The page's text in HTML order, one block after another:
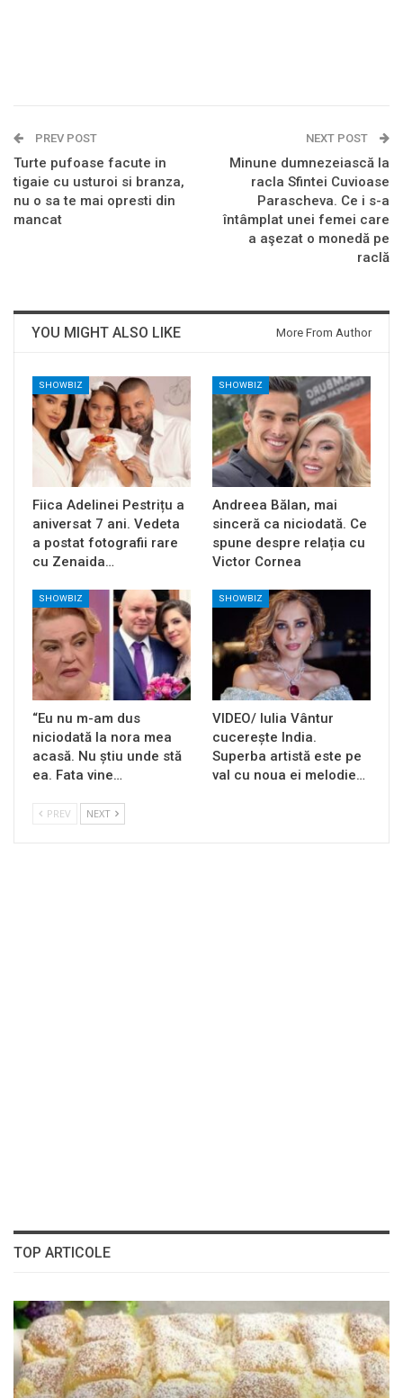
PREV POST
Turte pufoase facute in
tigaie cu usturoi si branza,
nu o sa te mai opresti din
mancat
NEXT POST
Minune dumnezeiască la
racla Sfintei Cuvioase
Parascheva. Ce i s-a
întâmplat unei femei care
a aşezat o monedă pe
raclă
YOU MIGHT ALSO LIKE More From Author
SHOWBIZ
Fiica Adelinei Pestrițu a
aniversat 7 ani. Vedeta
a postat fotografii rare
cu Zenaida…
SHOWBIZ
Andreea Bălan, mai
sinceră ca niciodată. Ce
spune despre relația cu
Victor Cornea
SHOWBIZ
“Eu nu m-am dus
niciodată la nora mea
acasă. Nu știu unde stă
ea. Fata vine…
SHOWBIZ
VIDEO/ Iulia Vântur
cucerește India.
Superba artistă este pe
val cu noua ei melodie…
PREV NEXT
TOP ARTICOLE